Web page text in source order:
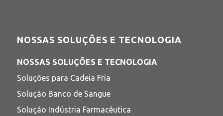
NOSSAS SOLUÇÕES E TECNOLOGIA
NOSSAS SOLUÇÕES E TECNOLOGIA
Soluções para Cadeia Fria
Solução Banco de Sangue
Solução Indústria Farmacêutica